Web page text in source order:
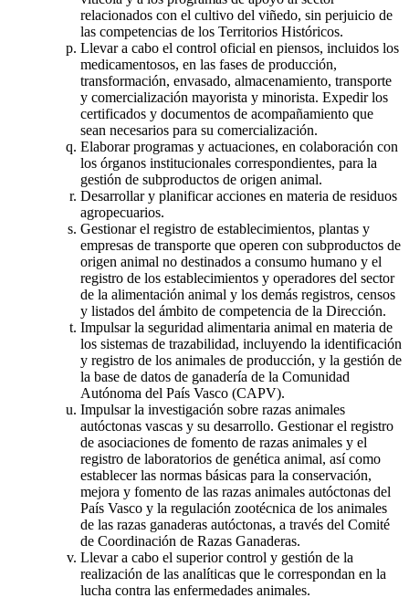
relacionados con el cultivo del viñedo, sin perjuicio de
las competencias de los Territorios Históricos.
Llevar a cabo el control oficial en piensos, incluidos los
medicamentosos, en las fases de producción,
transformación, envasado, almacenamiento, transporte
y comercialización mayorista y minorista. Expedir los
certificados y documentos de acompañamiento que
sean necesarios para su comercialización.
Elaborar programas y actuaciones, en colaboración con
los órganos institucionales correspondientes, para la
gestión de subproductos de origen animal.
Desarrollar y planificar acciones en materia de residuos
agropecuarios.
Gestionar el registro de establecimientos, plantas y
empresas de transporte que operen con subproductos de
origen animal no destinados a consumo humano y el
registro de los establecimientos y operadores del sector
de la alimentación animal y los demás registros, censos
y listados del ámbito de competencia de la Dirección.
Impulsar la seguridad alimentaria animal en materia de
los sistemas de trazabilidad, incluyendo la identificación
y registro de los animales de producción, y la gestión de
la base de datos de ganadería de la Comunidad
Autónoma del País Vasco (CAPV).
Impulsar la investigación sobre razas animales
autóctonas vascas y su desarrollo. Gestionar el registro
de asociaciones de fomento de razas animales y el
registro de laboratorios de genética animal, así como
establecer las normas básicas para la conservación,
mejora y fomento de las razas animales autóctonas del
País Vasco y la regulación zootécnica de los animales
de las razas ganaderas autóctonas, a través del Comité
de Coordinación de Razas Ganaderas.
Llevar a cabo el superior control y gestión de la
realización de las analíticas que le correspondan en la
lucha contra las enfermedades animales.